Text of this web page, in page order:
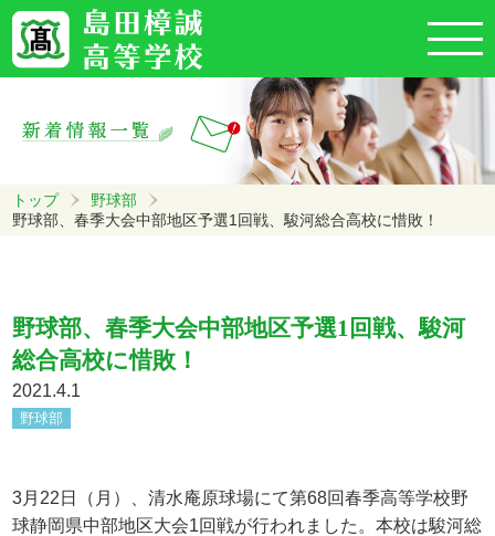
トップ
野球部
野球部、春季大会中部地区予選1回戦、駿河総合高校に惜敗！
野球部、春季大会中部地区予選1回戦、駿河
総合高校に惜敗！
2021.4.1
野球部
3月22日（月）、清水庵原球場にて第68回春季高等学校野
球静岡県中部地区大会1回戦が行われました。本校は駿河総